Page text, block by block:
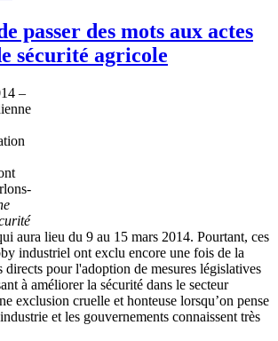
passer des mots aux actes
sécurité agricole
–
aura lieu du 9 au 15 mars 2014. Pourtant, ces
industriel ont exclu encore une fois de la
directs pour l'adoption de mesures législatives
à améliorer la sécurité dans le secteur
exclusion cruelle et honteuse lorsqu’on pense
et les gouvernements connaissent très